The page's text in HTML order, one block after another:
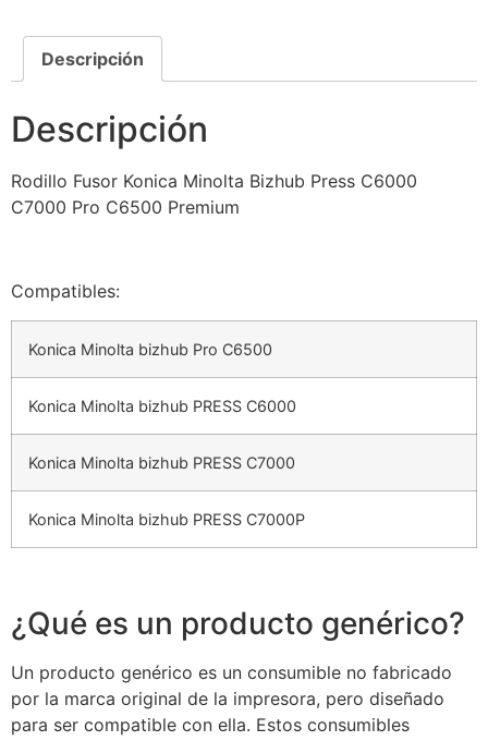
Descripción
Descripción
Rodillo Fusor Konica Minolta Bizhub Press C6000
C7000 Pro C6500 Premium
Compatibles:
Konica Minolta bizhub Pro C6500
Konica Minolta bizhub PRESS C6000
Konica Minolta bizhub PRESS C7000
Konica Minolta bizhub PRESS C7000P
¿Qué es un producto genérico?
Un producto genérico es un consumible no fabricado
por la marca original de la impresora, pero diseñado
para ser compatible con ella. Estos consumibles